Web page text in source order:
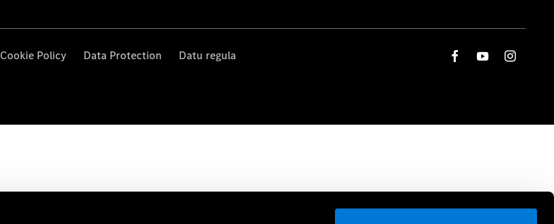
Cookie Policy Data Protection Datu regula